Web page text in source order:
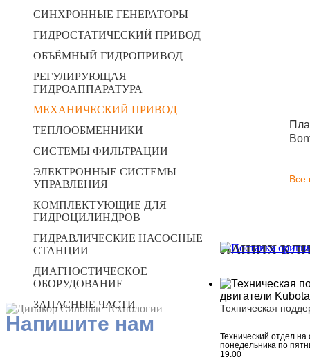
СИНХРОННЫЕ ГЕНЕРАТОРЫ
ГИДРОСТАТИЧЕСКИЙ ПРИВОД
ОБЪЁМНЫЙ ГИДРОПРИВОД
РЕГУЛИРУЮЩАЯ
ГИДРОАППАРАТУРА
МЕХАНИЧЕСКИЙ ПРИВОД
ТЕПЛООБМЕННИКИ
СИСТЕМЫ ФИЛЬТРАЦИИ
ЭЛЕКТРОННЫЕ СИСТЕМЫ
УПРАВЛЕНИЯ
КОМПЛЕКТУЮЩИЕ ДЛЯ
ГИДРОЦИЛИНДРОВ
ГИДРАВЛИЧЕСКИЕ НАСОСНЫЕ
СТАНЦИИ
ДИАГНОСТИЧЕСКОЕ
ОБОРУДОВАНИЕ
ЗАПАСНЫЕ ЧАСТИ
Все
НАШИХ
Техническая
Технический отдел на
понедельника по
19.00
Напишите нам